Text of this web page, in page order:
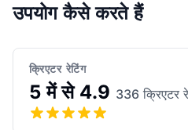
उपयोग कैसे करते हैं
क्रिएटर रेटिंग
5 में से 4.9 336 क्रिएटर